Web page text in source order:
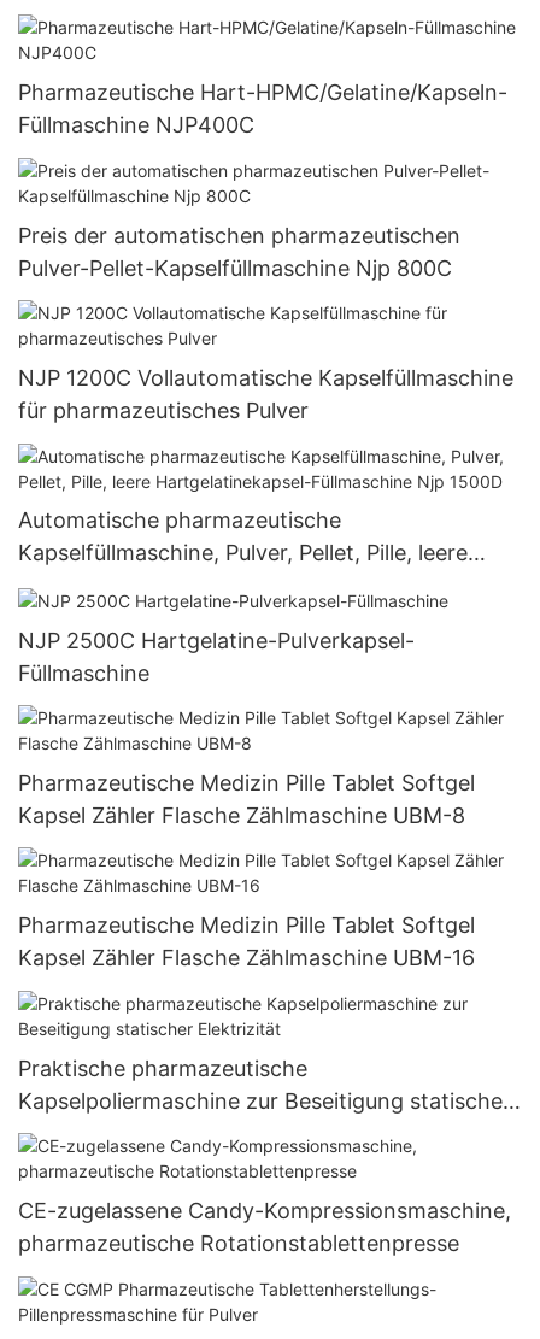
Pharmazeutische Hart-HPMC/Gelatine/Kapseln-
Füllmaschine NJP400C
Preis der automatischen pharmazeutischen
Pulver-Pellet-Kapselfüllmaschine Njp 800C
NJP 1200C Vollautomatische Kapselfüllmaschine
für pharmazeutisches Pulver
Automatische pharmazeutische
Kapselfüllmaschine, Pulver, Pellet, Pille, leere
Hartgelatinekapsel-Füllmaschine Njp 1500D
NJP 2500C Hartgelatine-Pulverkapsel-
Füllmaschine
Pharmazeutische Medizin Pille Tablet Softgel
Kapsel Zähler Flasche Zählmaschine UBM-8
Pharmazeutische Medizin Pille Tablet Softgel
Kapsel Zähler Flasche Zählmaschine UBM-16
Praktische pharmazeutische
Kapselpoliermaschine zur Beseitigung statischer
Elektrizität
CE-zugelassene Candy-Kompressionsmaschine,
pharmazeutische Rotationstablettenpresse